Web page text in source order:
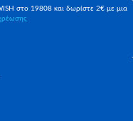
στο 19808 και δωρίστε 2€ με μια